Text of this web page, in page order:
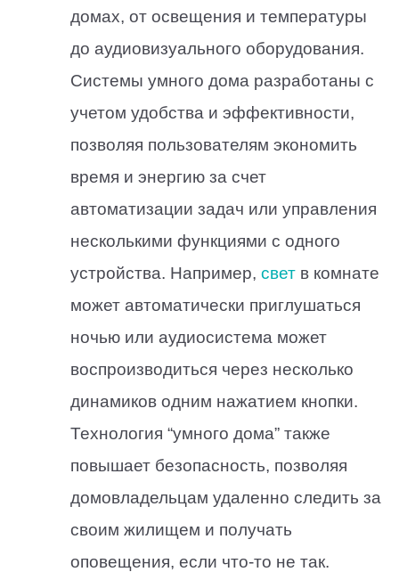
домах, от освещения и температуры
до аудиовизуального оборудования.
Системы умного дома разработаны с
учетом удобства и эффективности,
позволяя пользователям экономить
время и энергию за счет
автоматизации задач или управления
несколькими функциями с одного
устройства. Например, свет в комнате
может автоматически приглушаться
ночью или аудиосистема может
воспроизводиться через несколько
динамиков одним нажатием кнопки.
Технология “умного дома” также
повышает безопасность, позволяя
домовладельцам удаленно следить за
своим жилищем и получать
оповещения, если что-то не так.